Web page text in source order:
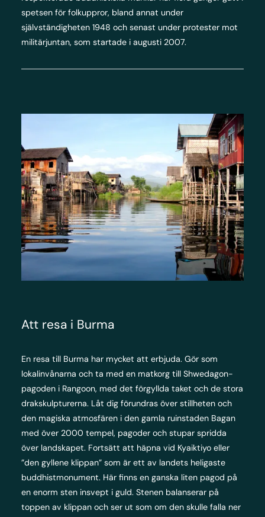
spetsen för folkuppror, bland annat under
självständigheten 1948 och senast under protester mot
militärjuntan, som startade i augusti 2007.
Att resa i Burma
En resa till Burma har mycket att erbjuda. Gör som
lokalinvånarna och ta med en matkorg till Shwedagon-
pagoden i Rangoon, med det förgyllda taket och de stora
drakskulpturerna. Låt dig förundras över stillheten och
den magiska atmosfären i den gamla ruinstaden Bagan
med över 2000 tempel, pagoder och stupar spridda
över landskapet. Fortsätt att häpna vid Kyaiktiyo eller
”den gyllene klippan” som är ett av landets heligaste
buddhistmonument. Här finns en ganska liten pagod på
en enorm sten insvept i guld. Stenen balanserar på
toppen av klippan och ser ut som om den skulle falla ner